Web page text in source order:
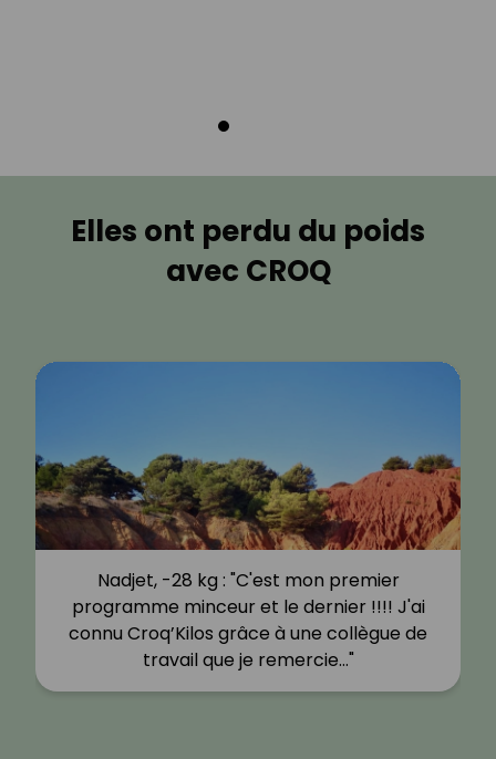
Elles ont perdu du poids
avec CROQ
Nadjet, -28 kg : "C'est mon premier
programme minceur et le dernier !!!! J'ai
connu Croq’Kilos grâce à une collègue de
travail que je remercie…"